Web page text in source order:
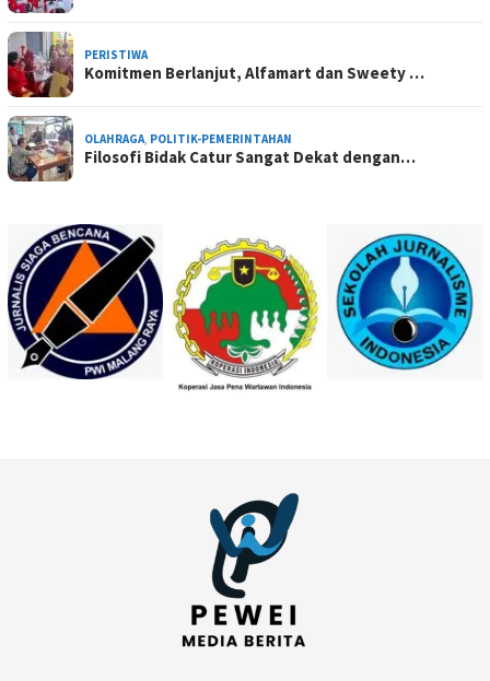
PERISTIWA
Komitmen Berlanjut, Alfamart dan Sweety …
OLAHRAGA, POLITIK-PEMERINTAHAN
Filosofi Bidak Catur Sangat Dekat dengan…